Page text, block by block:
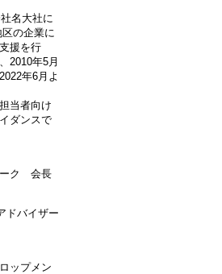
名大社に
の企業に
援を行
2010年5月
年6月よ
当者向け
ダンスで
ーク 会長
ドバイザー
ップメン